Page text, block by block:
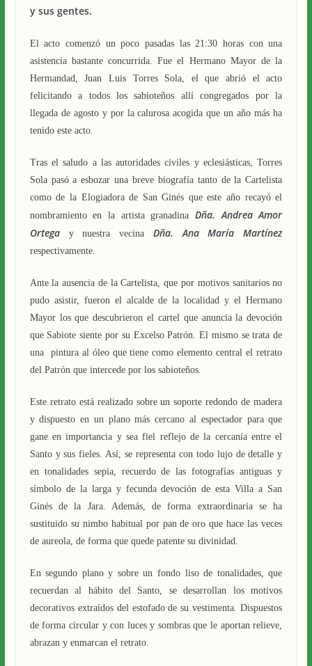
y sus gentes.
El acto comenzó un poco pasadas las 21:30 horas con una
asistencia bastante concurrida. Fue el Hermano Mayor de la
Hermandad, Juan Luis Torres Sola, el que abrió el acto
felicitando a todos los sabioteños allí congregados por la
llegada de agosto y por la calurosa acogida que un año más ha
tenido este acto.
Tras el saludo a las autoridades civiles y eclesiásticas, Torres
Sola pasó a esbozar una breve biografía tanto de la Cartelista
como de la Elogiadora de San Ginés que este año recayó el
nombramiento en la artista granadina Dña. Andrea Amor
Ortegay nuestra vecina Dña. Ana María Martínez
respectivamente.
Ante la ausencia de la Cartelista, que por motivos sanitarios no
pudo asistir, fueron el alcalde de la localidad y el Hermano
Mayor los que descubrieron el cartel que anuncia la devoción
que Sabiote siente por su Excelso Patrón. El mismo se trata de
una pintura al óleo que tiene como elemento central el retrato
del Patrón que intercede por los sabioteños.
Este retrato está realizado sobre un soporte redondo de madera
y dispuesto en un plano más cercano al espectador para que
gane en importancia y sea fiel reflejo de la cercanía entre el
Santo y sus fieles. Así, se representa con todo lujo de detalle y
en tonalidades sepia, recuerdo de las fotografías antiguas y
símbolo de la larga y fecunda devoción de esta Villa a San
Ginés de la Jara. Además, de forma extraordinaria se ha
sustituido su nimbo habitual por pan de oro que hace las veces
de aureola, de forma que quede patente su divinidad.
En segundo plano y sobre un fondo liso de tonalidades, que
recuerdan al hábito del Santo, se desarrollan los motivos
decorativos extraídos del estofado de su vestimenta. Dispuestos
de forma circular y con luces y sombras que le aportan relieve,
abrazan y enmarcan el retrato.